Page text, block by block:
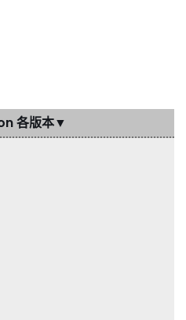
各版本▼